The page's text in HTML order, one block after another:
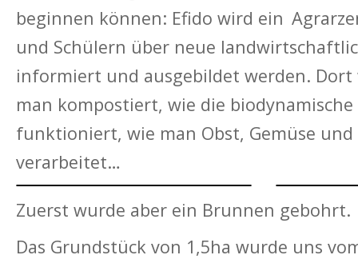
beginnen können: Efido wird ein
und Schülern über neue
informiert und ausgebildet werden. Dort
man kompostiert, wie die
funktioniert, wie man Obst, Gemüse und
verarbeitet…
Zuerst wurde aber ein Brunnen gebohrt.
Das Grundstück von 1,5ha wurde uns